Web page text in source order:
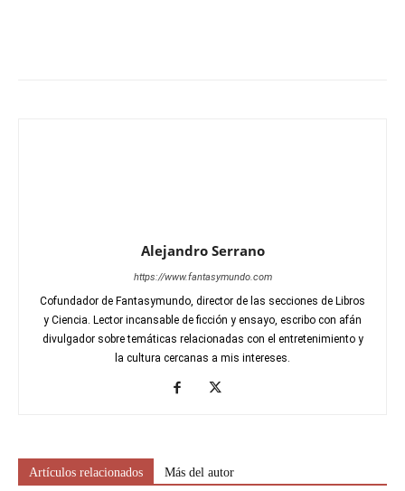
Alejandro Serrano
https://www.fantasymundo.com
Cofundador de Fantasymundo, director de las secciones de Libros
y Ciencia. Lector incansable de ficción y ensayo, escribo con afán
divulgador sobre temáticas relacionadas con el entretenimiento y
la cultura cercanas a mis intereses.
Artículos relacionados Más del autor